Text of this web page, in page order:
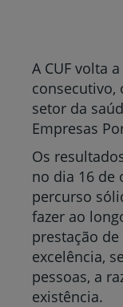
A CUF volta
consecutivo,
setor da
Empresas
Os
no dia 16 de
percurso
fazer ao
prestação
excelência,
pessoas, a
existência.